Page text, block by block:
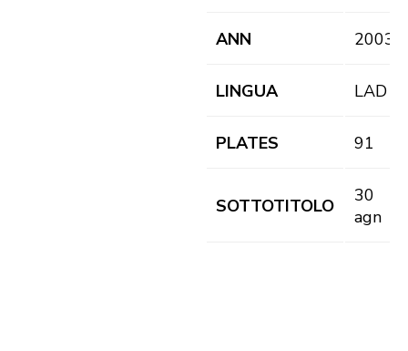
ANN 2003
LINGUA LAD
PLATES 91
SOTTOTITOLO
30
agn